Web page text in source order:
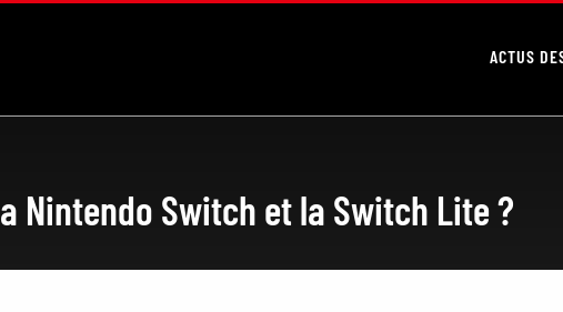
ACTUS
Nintendo Switch et la Switch Lite ?